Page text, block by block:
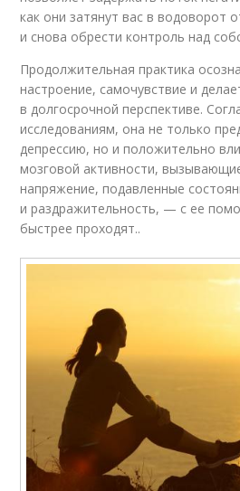
как они затянут вас в водоворот
и снова обрести контроль над
Продолжительная практика
настроение, самочувствие и
в долгосрочной перспективе.
исследованиям, она не только
депрессию, но и положительно
мозговой активности,
напряжение, подавленные
и раздражительность, — с ее
быстрее проходят..